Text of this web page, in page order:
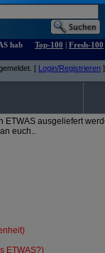
hab
Top-100 | Fresh-100
[ Login/Registrieren ]
ETWAS ausgeliefert
euch..
ETWAS?)